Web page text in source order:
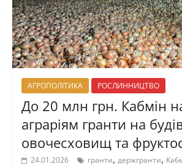
АГРОПОЛІТИКА РОСЛИННИЦТВО
До 20 млн грн. Кабмін
аграріям гранти на
овочесховищ та
24.01.2026 гранти, держгранти,